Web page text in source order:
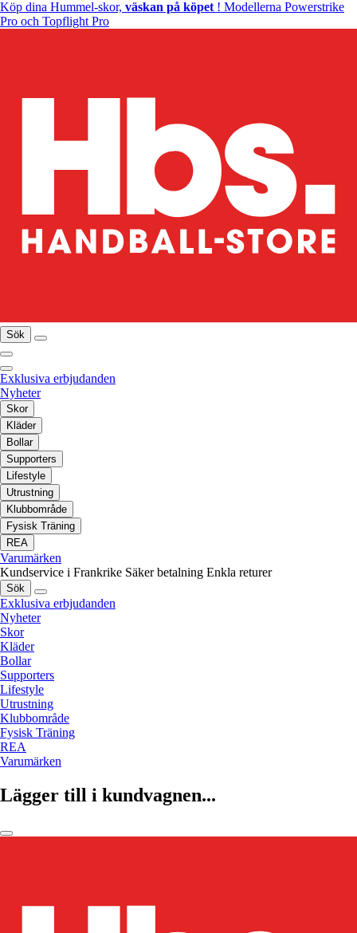
Köp dina Hummel-skor, väskan på köpet ! Modellerna Powerstrike
Pro och Topflight Pro
Sök
Exklusiva erbjudanden
Nyheter
Skor
Kläder
Bollar
Supporters
Lifestyle
Utrustning
Klubbområde
Fysisk Träning
REA
Varumärken
Kundservice i Frankrike Säker betalning Enkla returer
Sök
Exklusiva erbjudanden
Nyheter
Skor
Kläder
Bollar
Supporters
Lifestyle
Utrustning
Klubbområde
Fysisk Träning
REA
Varumärken
Lägger till i kundvagnen...